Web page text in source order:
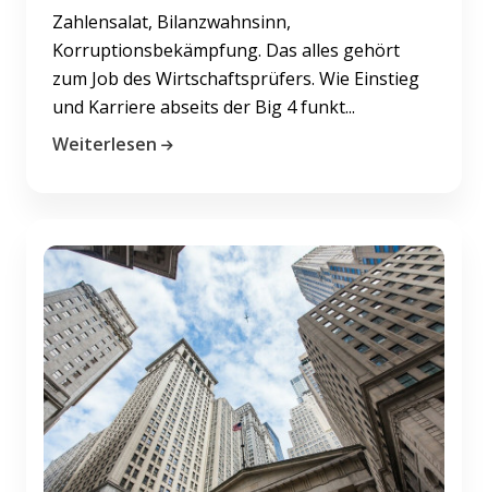
Zahlensalat, Bilanzwahnsinn,
Korruptionsbekämpfung. Das alles gehört
zum Job des Wirtschaftsprüfers. Wie Einstieg
und Karriere abseits der Big 4 funkt...
Weiterlesen